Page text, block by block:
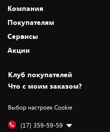
Компания
О нас
Адреса магазинов
Новости
Статьи и обзоры
Вакансии
Дай пять добру!
Покупателям
Как сделать заказ
Оплата и доставка
Безналичный расчёт
Обмен и возврат товара
Обработка персональных данных
Подарочные карты
Сервисы
Установка техники
Для игровых консолей
Для мобильных устройств
Для компьютеров
Акции
Скидки и промокоды
Белорусские товары
Бонусы
Оплата частями
Клуб покупателей
Что с моим заказом?
Выбор настроек Cookie
(17) 359-59-59